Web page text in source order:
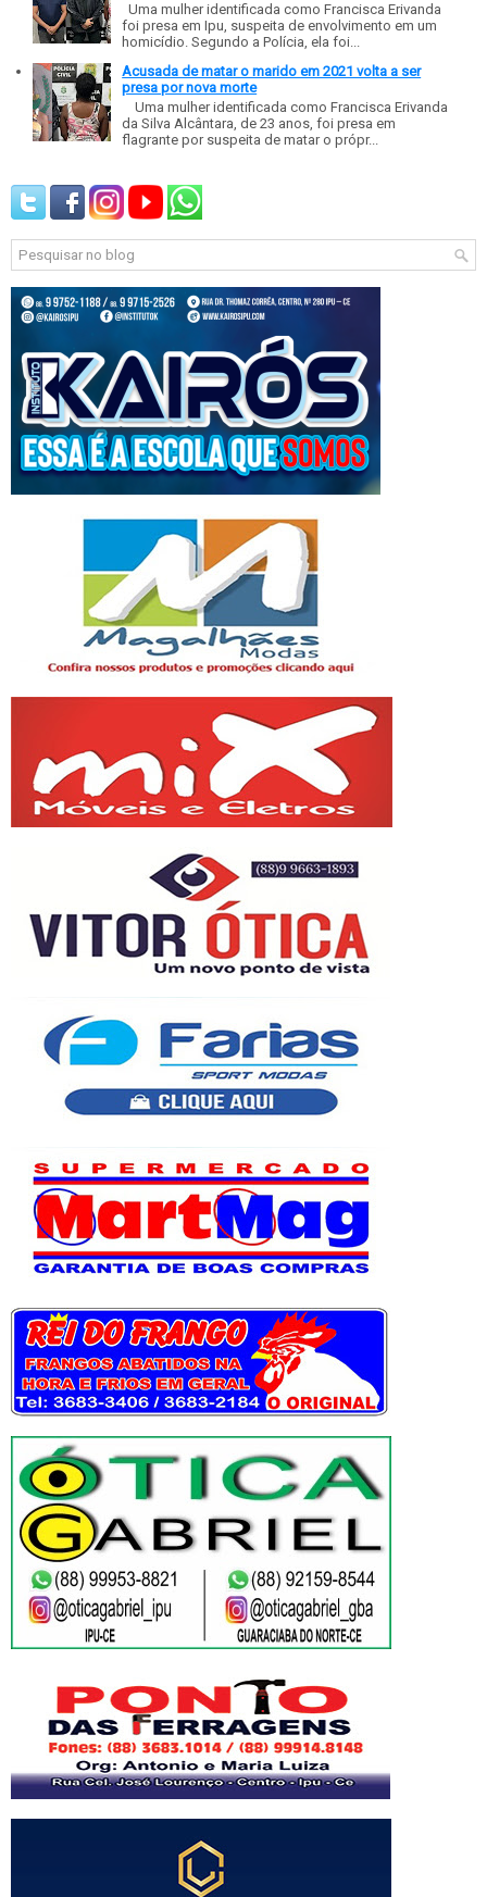
Uma mulher identificada como Francisca Erivanda
foi presa em Ipu, suspeita de envolvimento em um
homicídio. Segundo a Polícia, ela foi...
Acusada de matar o marido em 2021 volta a ser
presa por nova morte
Uma mulher identificada como Francisca Erivanda
da Silva Alcântara, de 23 anos, foi presa em
flagrante por suspeita de matar o própr...